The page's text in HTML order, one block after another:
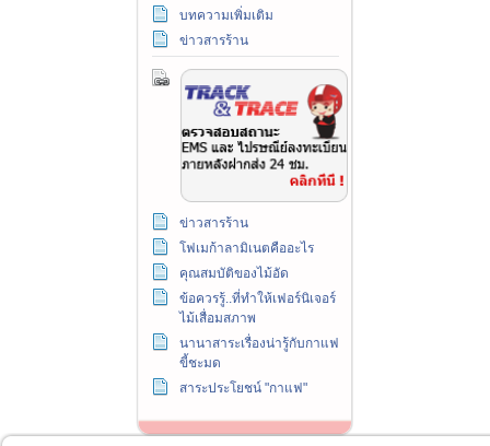
บทความเพิ่มเติม
ข่าวสารร้าน
ข่าวสารร้าน
โฟเมก้าลามิเนตคืออะไร
คุณสมบัติของไม้อัด
ข้อควรรู้..ที่ทำให้เฟอร์นิเจอร์
ไม้เสื่อมสภาพ
นานาสาระเรื่องน่ารู้กับกาแฟ
ขี้ชะมด
สาระประโยชน์ "กาแฟ"